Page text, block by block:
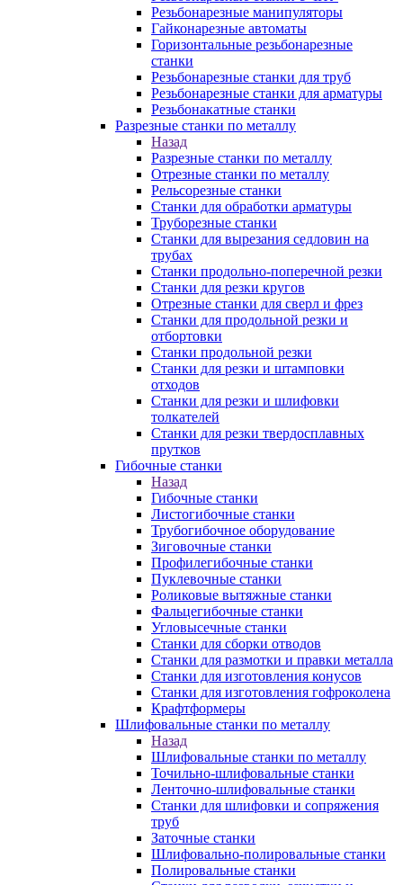
Резьбонарезные манипуляторы
Гайконарезные автоматы
Горизонтальные резьбонарезные
станки
Резьбонарезные станки для труб
Резьбонарезные станки для арматуры
Резьбонакатные станки
Разрезные станки по металлу
Назад
Разрезные станки по металлу
Отрезные станки по металлу
Рельсорезные станки
Станки для обработки арматуры
Труборезные станки
Станки для вырезания седловин на
трубаx
Станки продольно-поперечной резки
Станки для резки кругов
Отрезные станки для сверл и фрез
Станки для продольной резки и
отбортовки
Станки продольной резки
Станки для резки и штамповки
отходов
Станки для резки и шлифовки
толкателей
Станки для резки твердосплавных
прутков
Гибочные станки
Назад
Гибочные станки
Листогибочные станки
Трубогибочное оборудование
Зиговочные станки
Профилегибочные станки
Пуклевочные станки
Роликовые вытяжные станки
Фальцегибочные станки
Угловысечные станки
Станки для сборки отводов
Станки для размотки и правки металла
Станки для изготовления конусов
Станки для изготовления гофроколена
Крафтформеры
Шлифовальные станки по металлу
Назад
Шлифовальные станки по металлу
Точильно-шлифовальные станки
Ленточно-шлифовальные станки
Станки для шлифовки и сопряжения
труб
Заточные станки
Шлифовально-полировальные станки
Полировальные станки